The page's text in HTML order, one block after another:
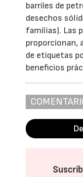
barriles de
desechos
familias). Las
proporcionan,
de etiquetas
beneficios